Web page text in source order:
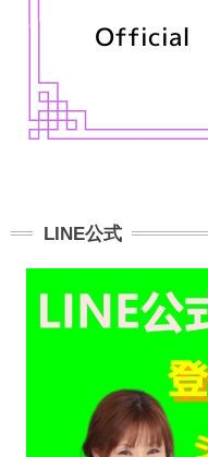
LINE公式